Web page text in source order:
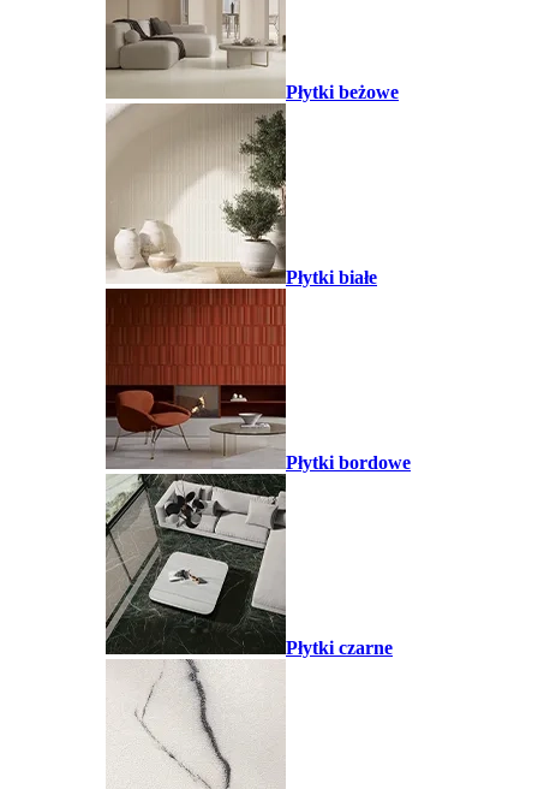
Płytki beżowe
Płytki białe
Płytki bordowe
Płytki czarne